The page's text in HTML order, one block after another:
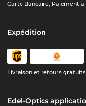
Carte Bancaire, Paiement
Expédition
Livraison et retours gratuits
Edel-Optics